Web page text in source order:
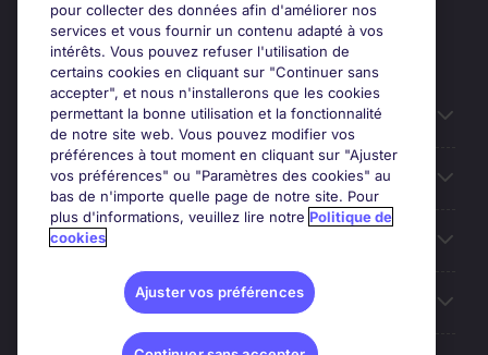
Candidats
Entreprises
Contact
Les avis Google
pour collecter des données afin d'améliorer nos
services et vous fournir un contenu adapté à vos
intérêts. Vous pouvez refuser l'utilisation de
certains cookies en cliquant sur "Continuer sans
accepter", et nous n'installerons que les cookies
permettant la bonne utilisation et la fonctionnalité
de notre site web. Vous pouvez modifier vos
préférences à tout moment en cliquant sur "Ajuster
vos préférences" ou "Paramètres des cookies" au
bas de n'importe quelle page de notre site. Pour
plus d'informations, veuillez lire notre Politique de
cookies
Ajuster vos préférences